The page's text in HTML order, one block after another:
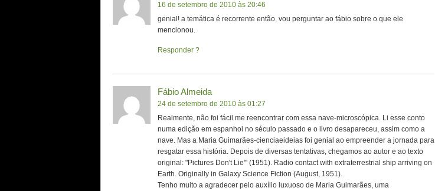
16 de setembro de 2010 às 20:46
genial! a temática é recorrente então. vou perguntar ao fábio sobre o que ele
mencionou.
Responder
Fábio Almeida
24 de setembro de 2010 às 01:27
Realmente, não foi fácil me reencontrar com essa nave-microscópica. Li esse conto
numa edição em espanhol no século passado e o livro desapareceu, assim como a
nave. Mas a Maria Guimarães-cienciaeideias foi genial ao empreender a jornada para
resgatar essa história. Depois de diversas tentativas, chegamos ao autor e ao texto
original: "Pictures Don't Lie'" (1951). Radio contact with extraterrestrial ship arriving on
Earth. Originally in Galaxy Science Fiction (August, 1951).
Tenho muito a agradecer pelo auxílio luxuoso de Maria Guimarães, uma